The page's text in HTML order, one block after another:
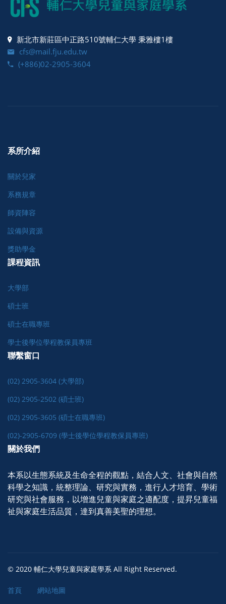
新北市新莊區中正路510號輔仁大學 秉雅樓1樓
cfs@mail.fju.edu.tw
(+886)02-2905-3604
系所介紹
關於兒家
系務規章
師資陣容
設備與資源
獎助學金
課程資訊
大學部
碩士班
碩士在職專班
學士後學位學程教保員專班
聯繫窗口
(02) 2905-3604 (大學部)
(02) 2905-2502 (碩士班)
(02) 2905-3605 (碩士在職專班)
(02)-2905-6709 (學士後學位學程教保員專班)
關於我們
本系以生態系統及生命全程的觀點，結合人文、社會與自然
科學之知識，統整理論、研究與實務，進行人才培育、學術
研究與社會服務，以增進兒童與家庭之適配度，提昇兒童福
祉與家庭生活品質，達到真善美聖的理想。
© 2020 輔仁大學兒童與家庭學系 All Right Reserved.
首頁 網站地圖